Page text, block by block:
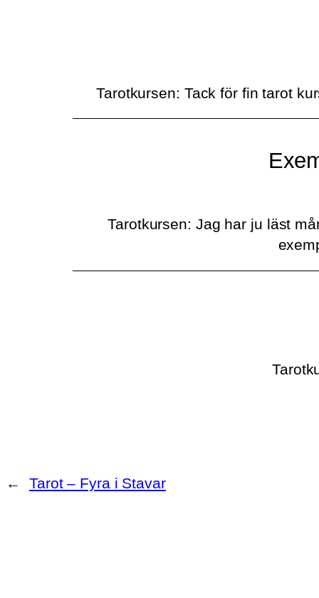
Tarotkursen: Tack för fin tarot
Tarotkursen: Jag har ju läst
← Tarot – Fyra i Stavar